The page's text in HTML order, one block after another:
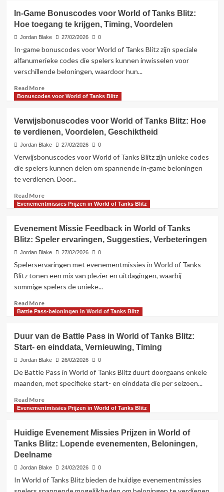
Missie
Verzamelobjecten
in
Tanks
Blitz:
items,
Zeldzaamheid,
acquisition
In-Game Bonuscodes voor World of Tanks Blitz:
Hoe toegang te krijgen, Timing, Voordelen
Jordan Blake 27/02/2026 0
In-game bonuscodes voor World of Tanks Blitz zijn speciale
alfanumerieke codes die spelers kunnen inwisselen voor
verschillende beloningen, waardoor hun...
Read MoreRead
more
Game
Bonuscodes
voor
Tanks
Blitz:
toegang
te
Timing,
Voordelen
Bonuscodes voor World of Tanks Blitz
Verwijsbonuscodes voor World of Tanks Blitz: Hoe
te verdienen, Voordelen, Geschiktheid
Jordan Blake 27/02/2026 0
Verwijsbonuscodes voor World of Tanks Blitz zijn unieke codes
die spelers kunnen delen om spannende in-game beloningen
te verdienen. Door...
Read MoreRead
more
voor
World
of
Tanks
Hoe
te
Voordelen,
Geschiktheid
Evenementmissies Prijzen in World of Tanks Blitz
Evenement Missie Feedback in World of Tanks
Blitz: Speler ervaringen, Suggesties, Verbeteringen
Jordan Blake 27/02/2026 0
Spelerservaringen met evenementmissies in World of Tanks
Blitz tonen een mix van plezier en uitdagingen, waarbij
sommige spelers de unieke...
Read MoreRead
more
Missie
Feedback
in
World
Tanks
Speler
Verbeteringen
Battle Pass-beloningen in World of Tanks Blitz
Duur van de Battle Pass in World of Tanks Blitz:
Start- en einddata, Vernieuwing, Timing
Jordan Blake 26/02/2026 0
De Battle Pass in World of Tanks Blitz duurt doorgaans enkele
maanden, met specifieke start- en einddata die per seizoen...
Read MoreRead
more
van
de
Battle
Pass
World
Evenementmissies Prijzen in World of Tanks Blitz
Huidige Evenement Missies Prijzen in World of
Tanks Blitz: Lopende evenementen, Beloningen,
Deelname
Jordan Blake 24/02/2026 0
In World of Tanks Blitz bieden de huidige evenementmissies